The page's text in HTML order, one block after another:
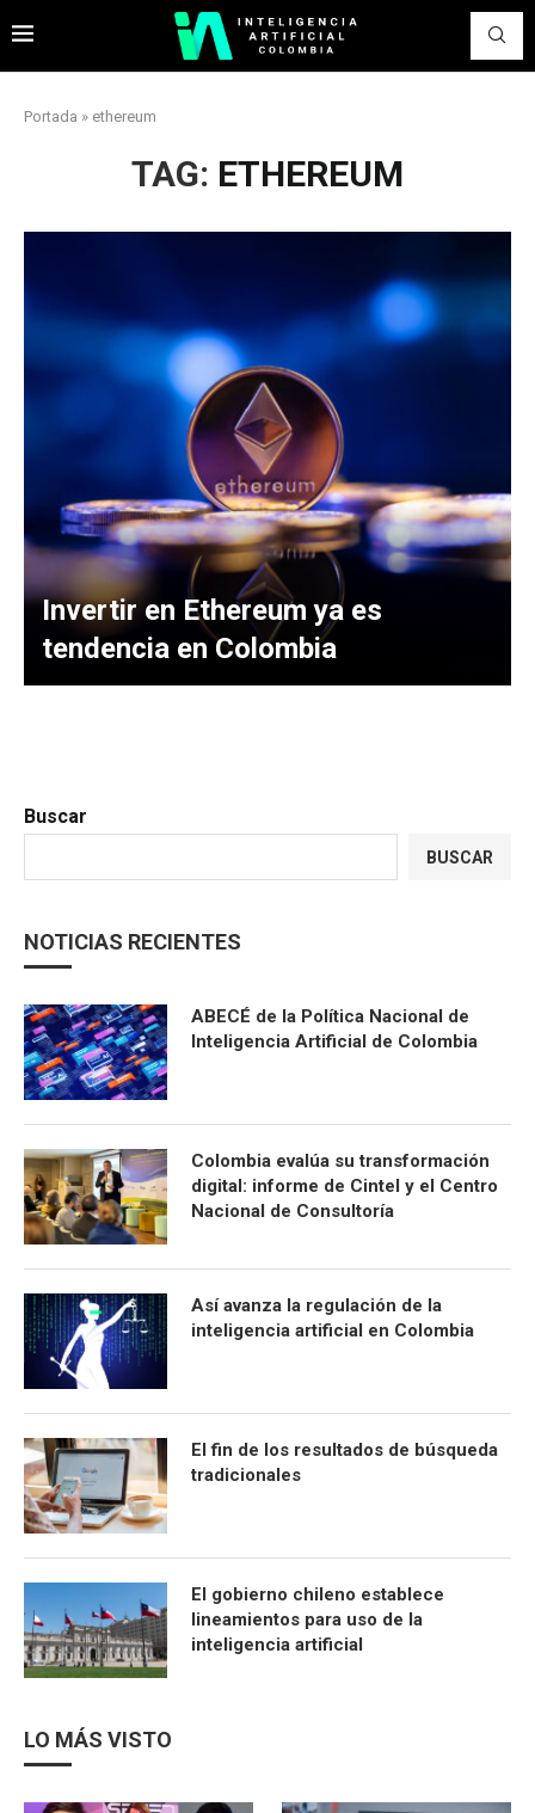
Portada » ethereum
TAG: ETHEREUM
Invertir en Ethereum ya es
tendencia en Colombia
Buscar
BUSCAR
NOTICIAS RECIENTES
ABECÉ de la Política Nacional de
Inteligencia Artificial de Colombia
Colombia evalúa su transformación
digital: informe de Cintel y el Centro
Nacional de Consultoría
Así avanza la regulación de la
inteligencia artificial en Colombia
El fin de los resultados de búsqueda
tradicionales
El gobierno chileno establece
lineamientos para uso de la
inteligencia artificial
LO MÁS VISTO